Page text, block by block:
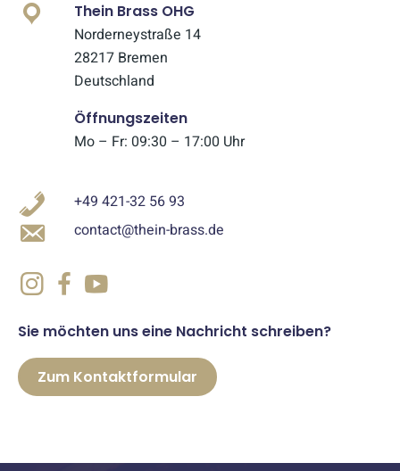
Thein Brass OHG
Norderneystraße 14
28217 Bremen
Deutschland
Öffnungszeiten
Mo – Fr: 09:30 – 17:00 Uhr
+49 421-32 56 93
contact@thein-brass.de
Sie möchten uns eine Nachricht schreiben?
Zum Kontaktformular